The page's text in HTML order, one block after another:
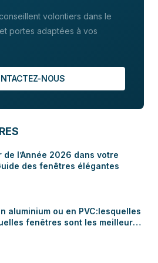
les informations précises sur le
volontiers dans le
portes adaptées à vos
NOUS
de l’Année 2026 dans votre
des fenêtres élégantes
aluminium ou en PVC:lesquelles
fenêtres sont les meilleures